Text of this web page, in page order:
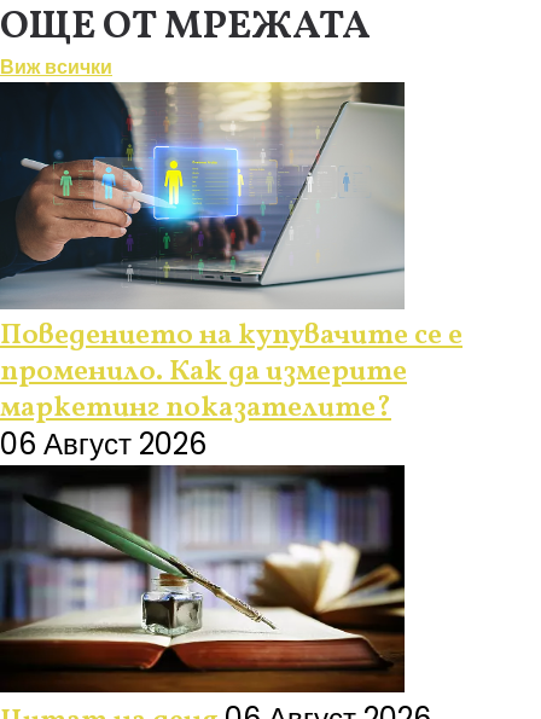
ОЩЕ ОТ МРЕЖАТА
Виж всички
Поведението на купувачите се е
променило. Как да измерите
маркетинг показателите?
06 Август 2026